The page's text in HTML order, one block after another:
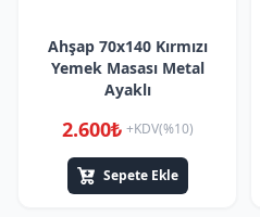
Ahşap 70x140 Kırmızı
Yemek Masası Metal
Ayaklı
2.600₺ +KDV(%10)
Sepete Ekle